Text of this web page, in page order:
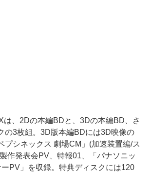
、2Dの本編BDと、3Dの本編BD、さ
の3枚組。3D版本編BDには3D映像の
プシネックス 劇場CM」(加速装置編/ス
作発表会PV、特報01、「パナソニッ
PV」を収録。特典ディスクには120